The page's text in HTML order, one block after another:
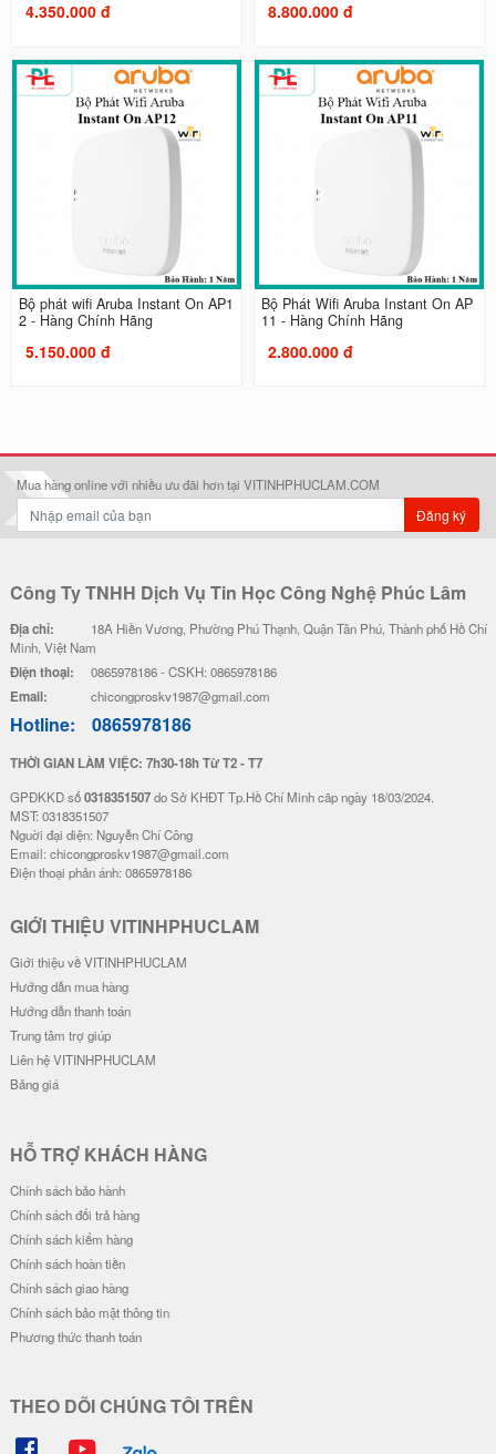
4.350.000 đ 8.800.000 đ
Bộ phát wifi Aruba Instant On AP1
2 - Hàng Chính Hãng
5.150.000 đ
Bộ Phát Wifi Aruba Instant On AP
11 - Hàng Chính Hãng
2.800.000 đ
Mua hàng online với nhiều ưu đãi hơn tại VITINHPHUCLAM.COM
Đăng ký
Công Ty TNHH Dịch Vụ Tin Học Công Nghệ Phúc Lâm
Địa chỉ:
18A Hiền Vương, Phường Phú Thạnh, Quận Tân Phú, Thành phố Hồ Chí
Minh, Việt Nam
Điện thoại: 0865978186 - CSKH: 0865978186
Email: chicongproskv1987@gmail.com
Hotline: 0865978186
THỜI GIAN LÀM VIỆC: 7h30-18h Từ T2 - T7
GPĐKKD số0318351507do Sở KHĐT Tp.Hồ Chí Minh cãp ngày 18/03/2024.
MST: 0318351507
Nguời đại diện: Nguyễn Chí Công
Email: chicongproskv1987@gmail.com
Điện thoại phản ánh: 0865978186
GIỚI THIỆU VITINHPHUCLAM
Giới thiệu về VITINHPHUCLAM
Hướng dẫn mua hàng
Hướng dẫn thanh toán
Trung tâm trợ giúp
Liên hệ VITINHPHUCLAM
Bảng giá
HỖ TRỢ KHÁCH HÀNG
Chính sách bảo hành
Chính sách đổi trả hàng
Chính sách kiểm hàng
Chính sách hoàn tiền
Chính sách giao hàng
Chính sách bảo mật thông tin
Phương thức thanh toán
THEO DÕI CHÚNG TÔI TRÊN